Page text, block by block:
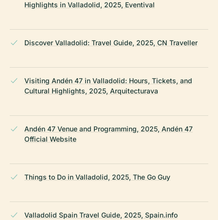
Highlights in Valladolid, 2025, Eventival
Discover Valladolid: Travel Guide, 2025, CN Traveller
Visiting Andén 47 in Valladolid: Hours, Tickets, and
Cultural Highlights, 2025, Arquitecturava
Andén 47 Venue and Programming, 2025, Andén 47
Official Website
Things to Do in Valladolid, 2025, The Go Guy
Valladolid Spain Travel Guide, 2025, Spain.info